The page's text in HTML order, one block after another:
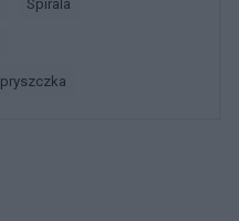
spirala
opryszczka